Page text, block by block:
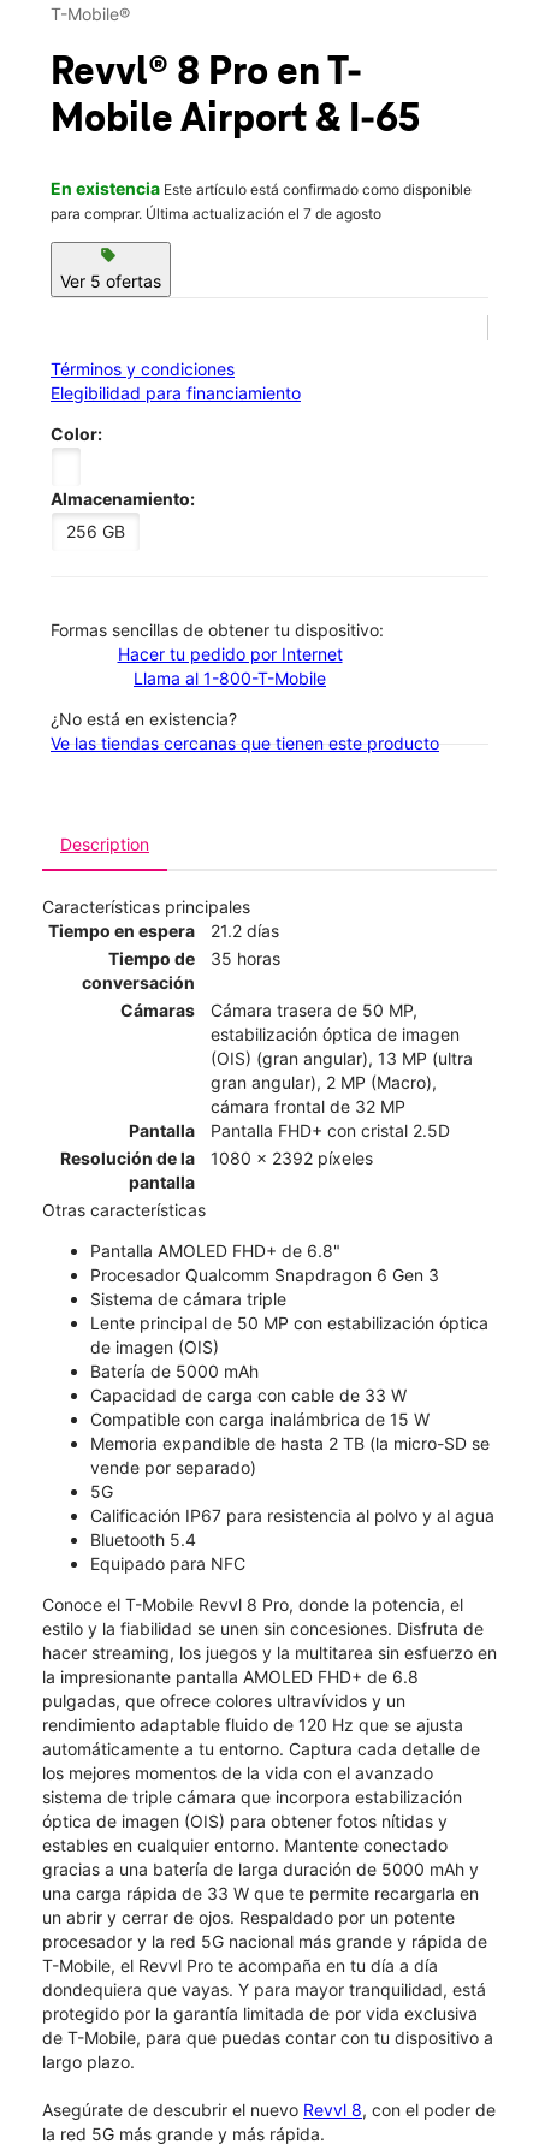
Mié.:10:00 a.m. a 8:00 p.m.
location_on
3662 D Airport Blvd Mobile, AL 36608
T-Mobile®
Revvl® 8 Pro en T-
MobileAirport & I-65
En existencia Este artículo está confirmado como disponible
para comprar. Última actualización el 7 de agosto
sell
Ver 5 ofertas
Términos y condiciones
Elegibilidad para financiamiento
Color:
Almacenamiento:
256 GB
​​​​​​​Formas sencillas de obtener tu dispositivo:
Hacer tu pedido por Internet
Llama al 1-800-T-Mobile
¿No está en existencia?
Ve las tiendas cercanas que tienen este producto
Description
Características principales
Tiempo en espera
21.2 días
Tiempo de
conversación
35 horas
Cámaras
Cámara trasera de 50 MP,
estabilización óptica de imagen
(OIS) (gran angular), 13 MP (ultra
gran angular), 2 MP (Macro),
cámara frontal de 32 MP
Pantalla
Pantalla FHD+ con cristal 2.5D
Resolución de la
pantalla
1080 x 2392 píxeles
Otras características
Pantalla AMOLED FHD+ de 6.8"
Procesador Qualcomm Snapdragon 6 Gen 3
Sistema de cámara triple
Lente principal de 50 MP con estabilización óptica
de imagen (OIS)
Batería de 5000 mAh
Capacidad de carga con cable de 33 W
Compatible con carga inalámbrica de 15 W
Memoria expandible de hasta 2 TB (la micro-SD se
vende por separado)
5G
Calificación IP67 para resistencia al polvo y al agua
Bluetooth 5.4
Equipado para NFC
Conoce el T-Mobile Revvl 8 Pro, donde la potencia, el
estilo y la fiabilidad se unen sin concesiones.​​​​​​​ Disfruta de
hacer streaming, los juegos y la multitarea sin esfuerzo en
la impresionante pantalla AMOLED FHD+ de 6.8
pulgadas, que ofrece colores ultravívidos y un
rendimiento adaptable fluido de 120 Hz que se ajusta
automáticamente a tu entorno. Captura cada detalle de
los mejores momentos de la vida con el avanzado
sistema de triple cámara que incorpora estabilización
óptica de imagen (OIS) para obtener fotos nítidas y
estables en cualquier entorno. Mantente conectado
gracias a una batería de larga duración de 5000 mAh y
una carga rápida de 33 W que te permite recargarla en
un abrir y cerrar de ojos. Respaldado por un potente
procesador y la red 5G nacional más grande y rápida de
T-Mobile, el Revvl Pro te acompaña en tu día a día
dondequiera que vayas. Y para mayor tranquilidad, está
protegido por la garantía limitada de por vida exclusiva
de T-Mobile, para que puedas contar con tu dispositivo a
largo plazo.
Asegúrate de descubrir el nuevo Revvl 8, con el poder de
la red 5G más grande y más rápida.